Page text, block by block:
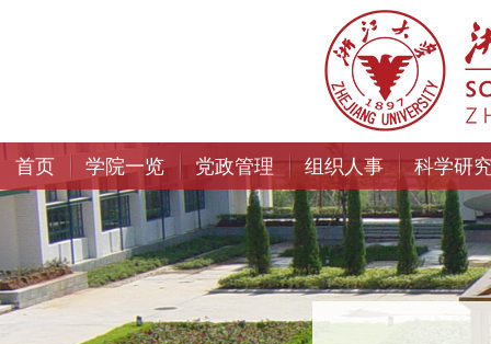
首页 学院一览 党政管理 组织人事 科学研